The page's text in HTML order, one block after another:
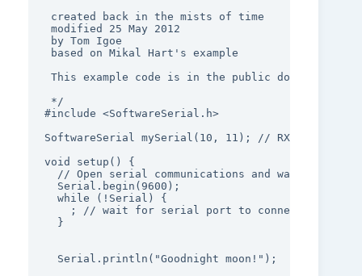
created back in the mists of time
modified 25 May 2012
by Tom Igoe
based on Mikal Hart's example
This example code is in the public domain.
*/
#include <SoftwareSerial.h>
SoftwareSerial mySerial(10, 11); // RX, TX
void setup() {
// Open serial communications and wait for
  Serial.begin(9600);
  while (!Serial) {
; // wait for serial port to connect. Needed
  }
  Serial.println("Goodnight moon!");